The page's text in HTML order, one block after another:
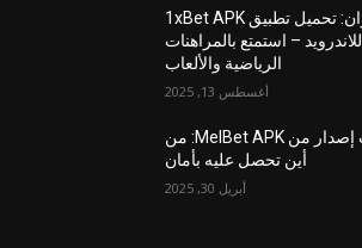
عنوان: تحميل تطبيق 1xBet APK
للاندرويد – استمتع بالمراهنات
الرياضية والألعاب
أغسطس 13, 2025
أحدث إصدار من MelBet APK: من
أين تحصل عليه بأمان
أبريل 30, 2025